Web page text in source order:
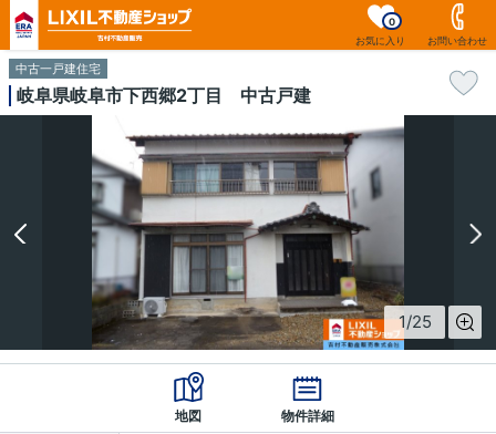
お気に入り
0
お問い合わせ
中古一戸建住宅
岐阜県岐阜市下西郷2丁目 中古戸建
1/25
地図 物件詳細